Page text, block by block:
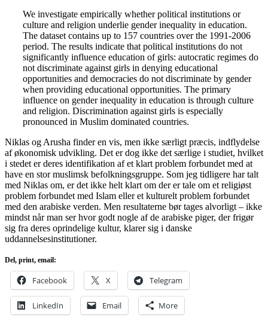
We investigate empirically whether political institutions or
culture and religion underlie gender inequality in education.
The dataset contains up to 157 countries over the 1991-2006
period. The results indicate that political institutions do not
significantly influence education of girls: autocratic regimes do
not discriminate against girls in denying educational
opportunities and democracies do not discriminate by gender
when providing educational opportunities. The primary
influence on gender inequality in education is through culture
and religion. Discrimination against girls is especially
pronounced in Muslim dominated countries.
Niklas og Arusha finder en vis, men ikke særligt præcis, indflydelse
af økonomisk udvikling. Det er dog ikke det særlige i studiet, hvilket
i stedet er deres identifikation af et klart problem forbundet med at
have en stor muslimsk befolkningsgruppe. Som jeg tidligere har talt
med Niklas om, er det ikke helt klart om der er tale om et religiøst
problem forbundet med Islam eller et kulturelt problem forbundet
med den arabiske verden. Men resultaterne bør tages alvorligt – ikke
mindst når man ser hvor godt nogle af de arabiske piger, der frigør
sig fra deres oprindelige kultur, klarer sig i danske
uddannelsesinstitutioner.
Del, print, email:
Facebook X Telegram
LinkedIn Email More